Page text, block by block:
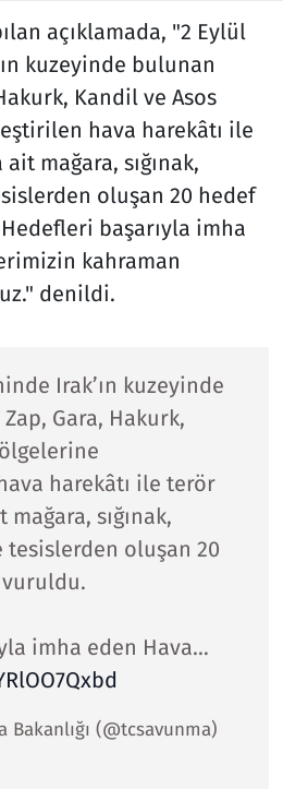
açıklamada, "2 Eylül
kuzeyinde bulunan
Kandil ve Asos
hava harekâtı ile
mağara, sığınak,
oluşan 20 hedef
başarıyla imha
kahraman
denildi.
Irak’ın kuzeyinde
Gara, Hakurk,
harekâtı ile terör
sığınak,
tesislerden oluşan 20
imha eden Hava…
Bakanlığı (@tcsavunma)